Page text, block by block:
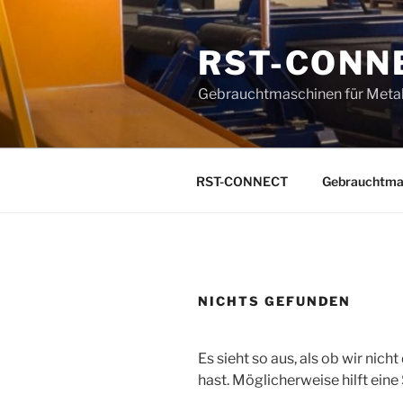
Zum
Inhalt
springen
RST-
Gebrauchtmaschinen für
RST-CONNECT
NICHTS GEFUNDEN
Es sieht so aus, als ob wir
hast. Möglicherweise hilft eine